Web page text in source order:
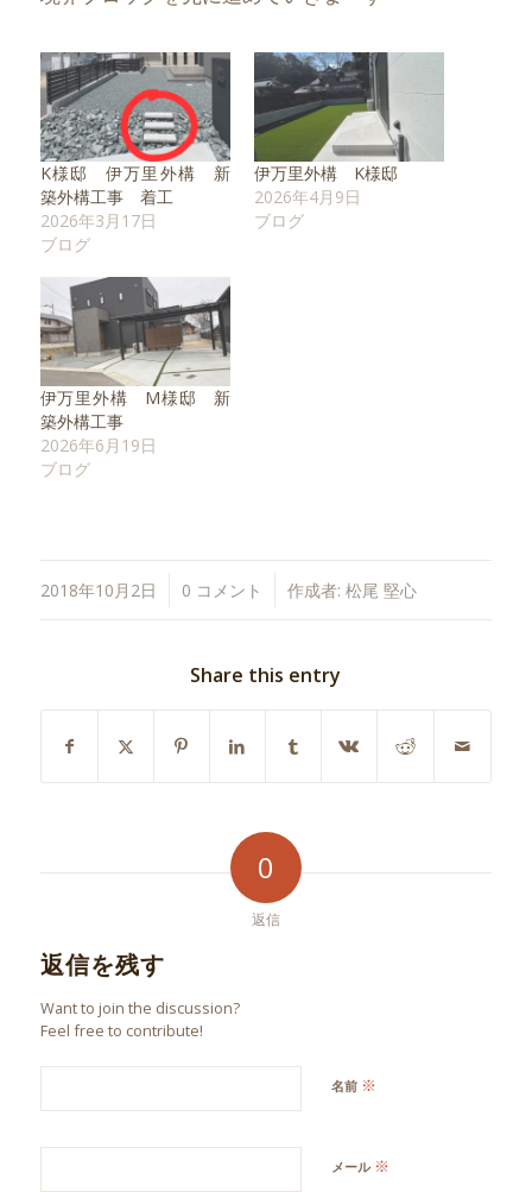
K様邸 伊万里外構 新
築外構工事 着工
2026年3月17日
ブログ
伊万里外構 K様邸
2026年4月9日
ブログ
伊万里外構 M様邸 新
築外構工事
2026年6月19日
ブログ
2018年10月2日 0 コメント
/ 作成者: 松尾 堅心
Share this entry
0
返信
返信を残す
Want to join the discussion?
Feel free to contribute!
名前 ※
メール ※